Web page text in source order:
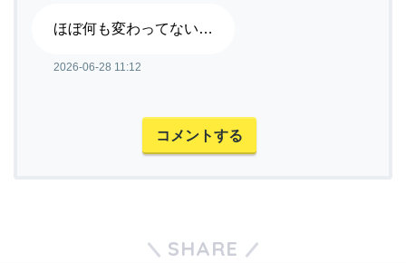
ほぼ何も変わってない…
2026-06-28 11:12
コメントする
SHARE